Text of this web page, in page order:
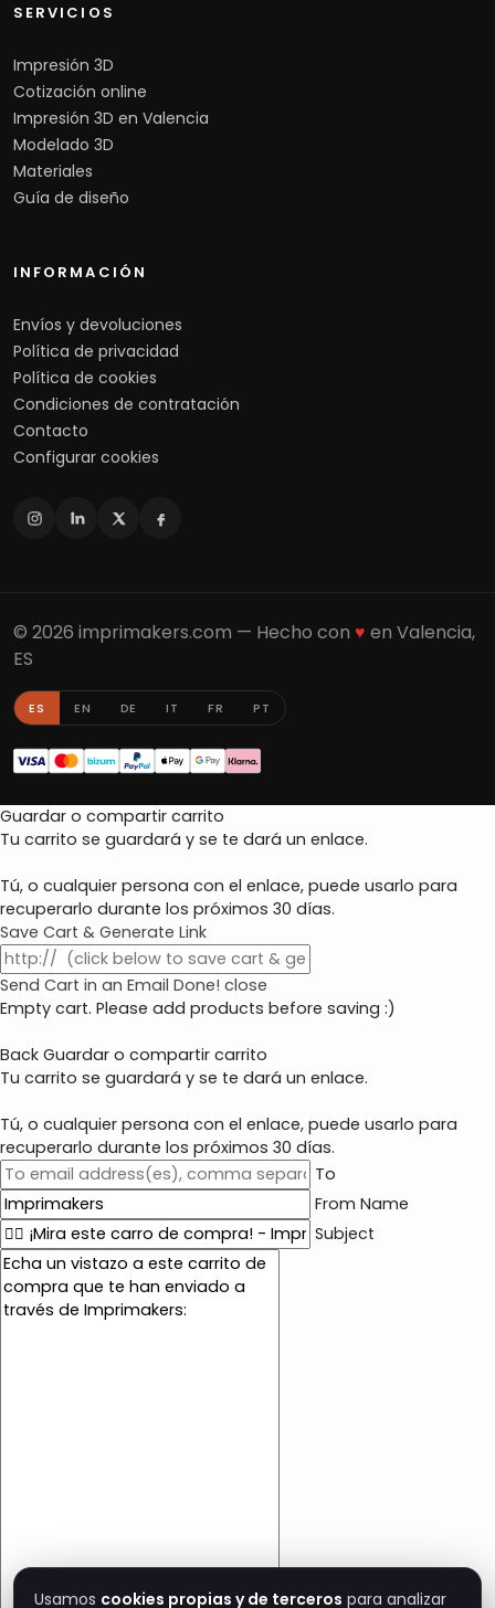
SERVICIOS
Impresión 3D
Cotización online
Impresión 3D en Valencia
Modelado 3D
Materiales
Guía de diseño
INFORMACIÓN
Envíos y devoluciones
Política de privacidad
Política de cookies
Condiciones de contratación
Contacto
Configurar cookies
© 2026 imprimakers.com — Hecho con ♥ en Valencia,
ES
ES EN DE IT FR PT
Guardar o compartir carrito
Tu carrito se guardará y se te dará un enlace.
Tú, o cualquier persona con el enlace, puede usarlo para
recuperarlo durante los próximos 30 días.
Save Cart & Generate Link
Send Cart in an Email Done! close
Empty cart. Please add products before saving :)
Back Guardar o compartir carrito
Tu carrito se guardará y se te dará un enlace.
Tú, o cualquier persona con el enlace, puede usarlo para
recuperarlo durante los próximos 30 días.
To
From Name
Subject
E
m
a
Usamos cookies propias y de terceros para analizar